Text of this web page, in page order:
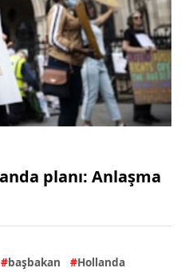
planı: Anlaşma
başbakan
Hollanda